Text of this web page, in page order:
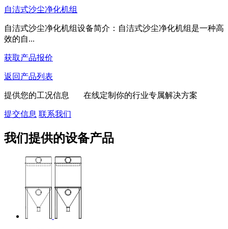
自洁式沙尘净化机组
自洁式沙尘净化机组设备简介：自洁式沙尘净化机组是一种高
效的自...
获取产品报价
返回产品列表
提供您的工况信息 在线定制你的行业专属解决方案
提交信息 联系我们
我们提供的设备产品